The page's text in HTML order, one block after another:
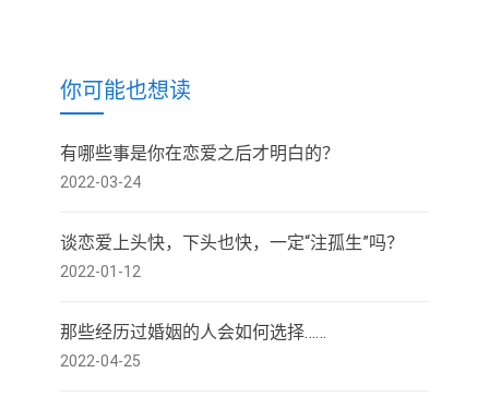
你可能也想读
有哪些事是你在恋爱之后才明白的？
2022-03-24
谈恋爱上头快，下头也快，一定“注孤生”吗？
2022-01-12
那些经历过婚姻的人会如何选择……
2022-04-25